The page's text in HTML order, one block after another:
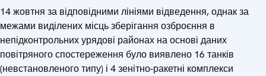
14 жовтня за відповідними лініями відведення, однак за
межами виділених місць зберігання озброєння в
непідконтрольних урядові районах на основі даних
повітряного спостереження було виявлено 16 танків
(невстановленого типу) і 4 зенітно-ракетні комплекси